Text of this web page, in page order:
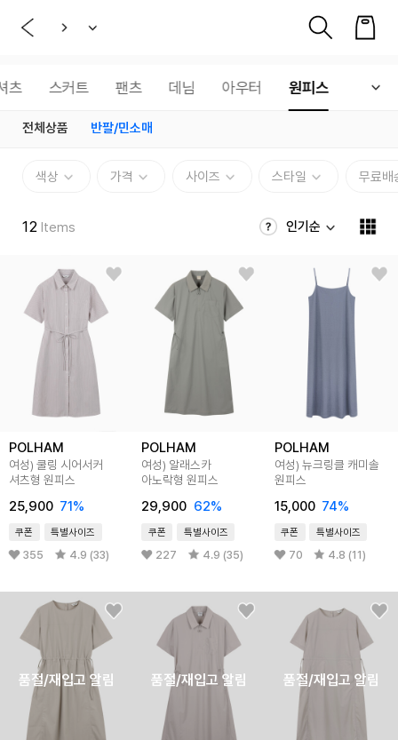
츠 스커트 팬츠 데님 아우터 원피스
전체상품 반팔/민소매
색상 가격 사이즈 스타일 무료배
12 Items 인기순
POLHAM
여성) 쿨링 시어서커
셔츠형 원피스
25,900 71%
쿠폰 특별사이즈
355 4.9 (33)
POLHAM
여성) 알래스카
아노락형 원피스
29,900 62%
쿠폰 특별사이즈
227 4.9 (35)
POLHAM
여성) 뉴크링클 캐미솔
원피스
15,000 74%
쿠폰 특별사이즈
70 4.8 (11)
품절/재입고 알림 품절/재입고 알림 품절/재입고 알림